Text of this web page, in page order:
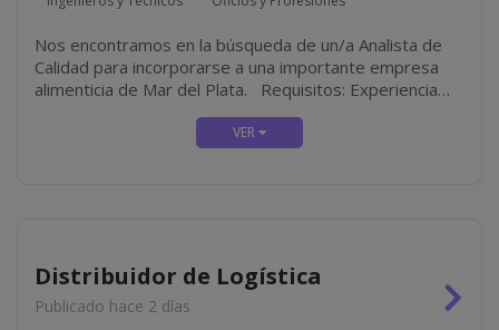
Nos encontramos en la búsqueda de un/a Analista de
Calidad para incorporarse a una importante empresa
alimenticia de Mar del Plata. Requisitos: Experiencia
mínima de 3 años en el área de control de Calidad de
empresas alimenticias. Ingeniería en...
Distribuidor de Logística
Publicado hace 2 días